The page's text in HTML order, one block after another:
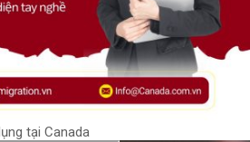
tại Canada